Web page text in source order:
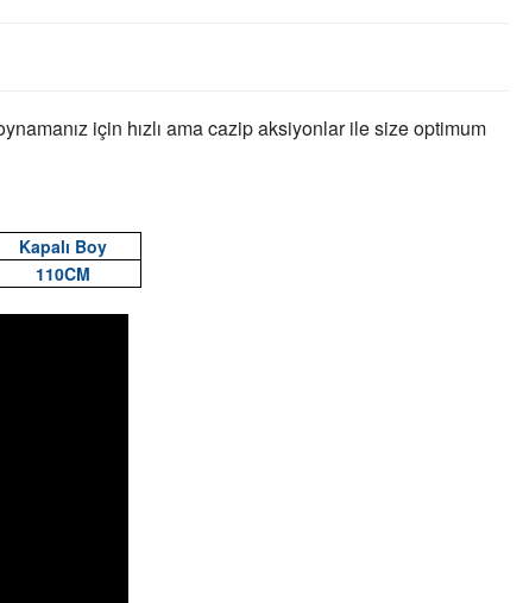
için hızlı ama cazip aksiyonlar ile size optimum
Kapalı Boy
110CM